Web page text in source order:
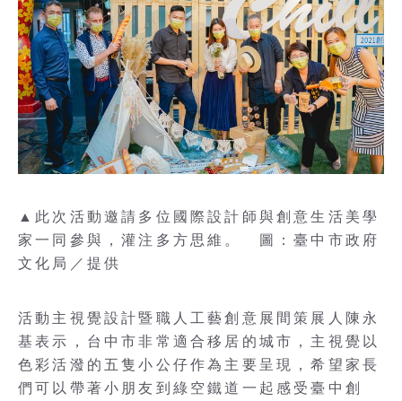
▲此次活動邀請多位國際設計師與創意生活美學
家一同參與，灌注多方思維。 圖：臺中市政府
文化局／提供
活動主視覺設計暨職人工藝創意展間策展人陳永
基表示，台中市非常適合移居的城市，主視覺以
色彩活潑的五隻小公仔作為主要呈現，希望家長
們可以帶著小朋友到綠空鐵道一起感受臺中創